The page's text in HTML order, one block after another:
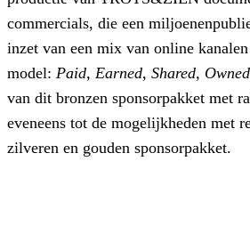
commercials, die een
inzet van een mix van online
model: Paid, Earned, Shared, Owned
van dit bronzen sponsorpakket met
eveneens tot de mogelijkheden met
zilveren en gouden sponsorpakket.